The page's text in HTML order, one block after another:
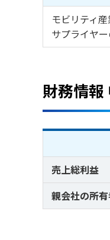
モビリティ
サプライヤー
財務情報
売上総利益
親会社の所